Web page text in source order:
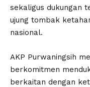
sekaligus dukungan
ujung tombak
nasional.
AKP Purwaningsih
berkomitmen
berkaitan dengan